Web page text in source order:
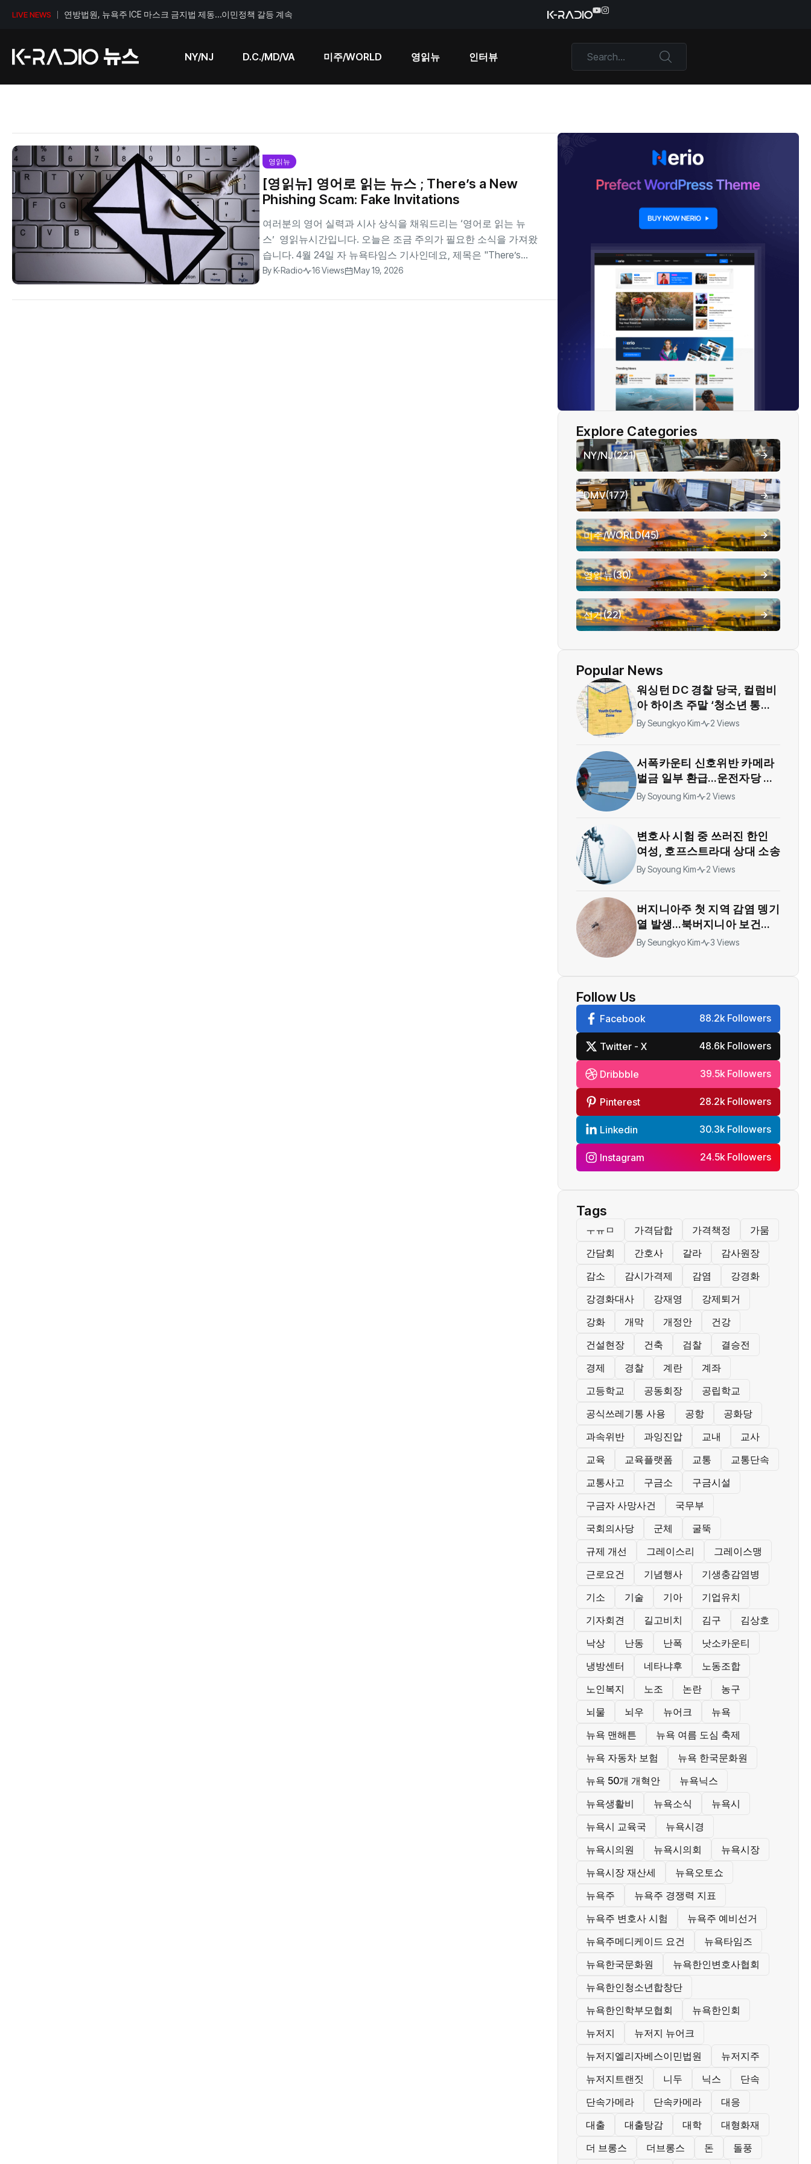
LIVE NEWS 연방법원, 뉴욕주 ICE 마스크 금지법 제동…이민정책 갈등 계속
NY/NJ D.C./MD/VA 미주/WORLD 영읽뉴 인터뷰
영읽뉴
[영읽뉴] 영어로 읽는 뉴스 ; There’s a New
Phishing Scam: Fake Invitations
여러분의 영어 실력과 시사 상식을 채워드리는 ‘영어로 읽는 뉴
스’ 영읽뉴시간입니다. 오늘은 조금 주의가 필요한 소식을 가져왔
습니다. 4월 24일 자 뉴욕타임스 기사인데요, 제목은 "There’s...
ByK-Radio 16 Views May 19, 2026
Explore Categories
NY/NJ(221)
DMV(177)
미주/WORLD(45)
영읽뉴(30)
선거(22)
Popular News
워싱턴 DC 경찰 당국, 컬럼비
아 하이츠 주말 ‘청소년 통제
구역’ 지정…야간 대규모 모임
BySeungkyo Kim 2 Views
서폭카운티 신호위반 카메라
벌금 일부 환급…운전자당 티
켓 1건당 36달러
BySoyoung Kim 2 Views
변호사 시험 중 쓰러진 한인
여성, 호프스트라대 상대 소송
BySoyoung Kim 2 Views
버지니아주 첫 지역 감염 뎅기
열 발생…북버지니아 보건당
국 모기 감시 강화
BySeungkyo Kim 3 Views
Follow Us
Facebook 88.2k Followers
Twitter - X 48.6k Followers
Dribbble 39.5k Followers
Pinterest 28.2k Followers
Linkedin 30.3k Followers
Instagram 24.5k Followers
Tags
ㅜㅠㅁ 가격담합 가격책정
가뭄
간담회
간호사 갈라
감사원장
감소
감시가격제 감염
강경화
강경화대사
강재영
강제퇴거
강화
개막 개정안
건강
건설현장
건축 검찰
결승전
경제
경찰 계란
계좌
고등학교
공동회장
공립학교
공식쓰레기통 사용
공항
공화당
과속위반
과잉진압 교내
교사
교육
교육플랫폼 교통
교통단속
교통사고
구금소
구금시설
구금자 사망사건
국무부
국회의사당
군체
굴뚝
규제 개선
그레이스리
그레이스맹
근로요건
기념행사
기생충감염병
기소
기술 기아
기업유치
기자회견
길고비치 김구
김상호
낙상
난동 난폭
낫소카운티
냉방센터
네타냐후
노동조합
노인복지
노조 논란
농구
뇌물
뇌우 뉴어크
뉴욕
뉴욕 맨해튼
뉴욕 여름 도심 축제
뉴욕 자동차 보험
뉴욕 한국문화원
뉴욕 50개 개혁안
뉴욕닉스
뉴욕생활비
뉴욕소식
뉴욕시
뉴욕시 교육국
뉴욕시경
뉴욕시의원
뉴욕시의회
뉴욕시장
뉴욕시장 재산세
뉴욕오토쇼
뉴욕주
뉴욕주 경쟁력 지표
뉴욕주 변호사 시험
뉴욕주 예비선거
뉴욕주메디케이드 요건
뉴욕타임즈
뉴욕한국문화원
뉴욕한인변호사협회
뉴욕한인청소년합창단
뉴욕한인학부모협회
뉴욕한인회
뉴저지
뉴저지 뉴어크
뉴저지엘리자베스이민법원
뉴저지주
뉴저지트랜짓
니두 닉스
단속
단속가메라
단속카메라
대응
대출
대출탕감 대학
대형화재
더 브롱스
더브롱스 돈 돌풍